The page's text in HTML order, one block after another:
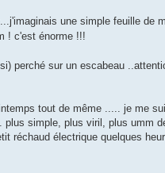
une simple feuille de
! c'est énorme !!!
perché sur un escabeau
tout de même ..... je me
simple, plus viril, plus umm
réchaud électrique quelques